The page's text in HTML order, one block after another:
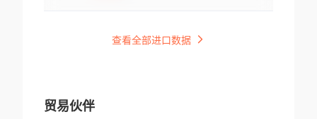
查看全部进口数据
贸易伙伴